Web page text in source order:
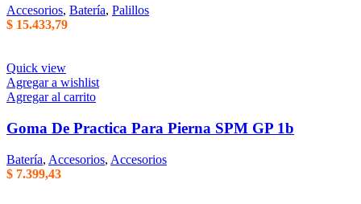
Accesorios, Batería, Palillos
$ 15.433,79
Quick view
Agregar a wishlist
Agregar al carrito
Goma De Practica Para Pierna SPM GP 1b
Batería, Accesorios, Accesorios
$ 7.399,43